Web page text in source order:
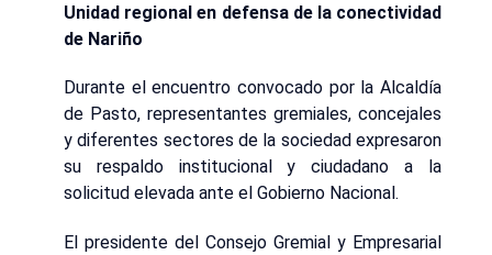
Unidad regional en defensa de la conectividad
de Nariño
Durante el encuentro convocado por la Alcaldía
de Pasto, representantes gremiales, concejales
y diferentes sectores de la sociedad expresaron
su respaldo institucional y ciudadano a la
solicitud elevada ante el Gobierno Nacional.
El presidente del Consejo Gremial y Empresarial